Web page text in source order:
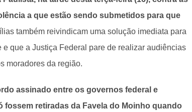
a que estão sendo submetidos para que
também reivindicam uma solução imediata para
que a Justiça Federal pare de realizar audiências
moradores da região.
assinado entre os governos federal e
fossem retiradas da Favela do Moinho quando